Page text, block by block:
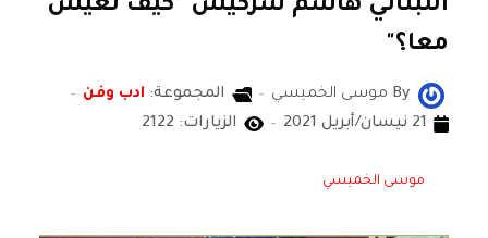
اللبناني هاشم سركيس "كيف نعيش
معا؟"
By موسى الخميسي المجموعة: ادب وفن
21 نيسان/أبريل 2021
الزيارات: 2122
موسى الخميسي